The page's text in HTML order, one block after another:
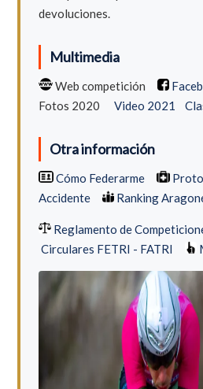
devoluciones.
Multimedia
Web competición
Fotos 2020
Video 2021
Otra información
Cómo Federarme
Accidente
Ranking
Reglamento de
Circulares FETRI - FATRI